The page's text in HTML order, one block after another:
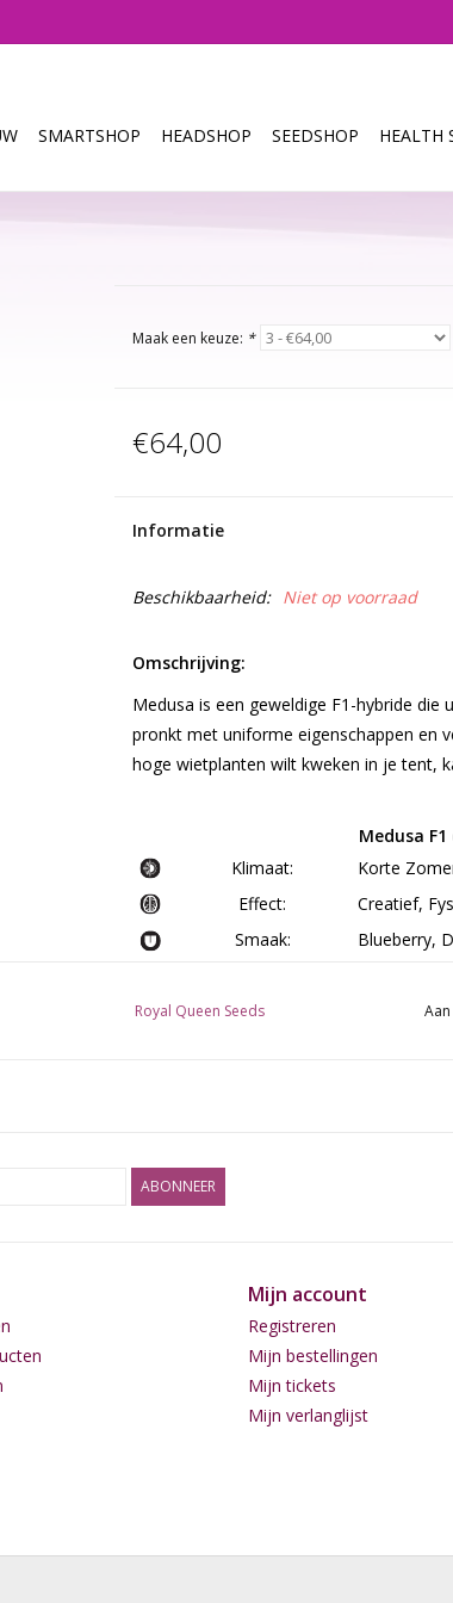
SMARTSHOP HEADSHOP SEEDSHOP HEALTH
Maak een keuze: *
€64,00
Informatie
Beschikbaarheid: Niet op voorraad
Omschrijving:
Medusa is een geweldige F1-hybride
pronkt met uniforme eigenschappen en
hoge wietplanten wilt kweken in je tent,
Medusa
Klimaat:
Korte
Effect:
Creatief,
Smaak:
Blueberry,
Genetische Achtergrond:
Sugar
Royal Queen Seeds
ABONNEER
Mijn account
Registreren
Mijn bestellingen
Mijn tickets
Mijn verlanglijst